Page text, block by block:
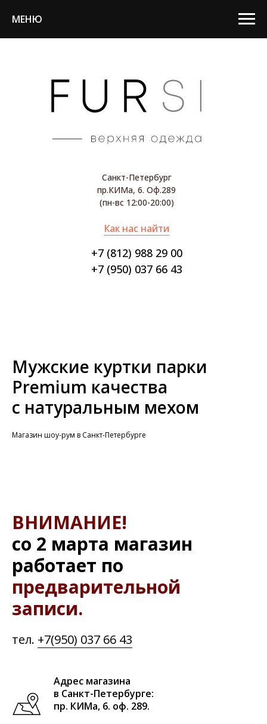
МЕНЮ
Санкт-Петербург
пр.КИМа, 6. Оф.289
(пн-вс 12:00-20:00)
Как нас найти
+7 (812) 988 29 00
+7 (950) 037 66 43
Мужские куртки парки
Premium качества
с натуральным мехом
Магазин шоу-рум в Санкт-Петербурге
ВНИМАНИЕ!
со 2 марта магазин
работает по
предварительной
записи.
тел. +7(950) 037 66 43
Адрес магазина
в Санкт-Петербурге:
пр. КИМа, 6. оф. 289.